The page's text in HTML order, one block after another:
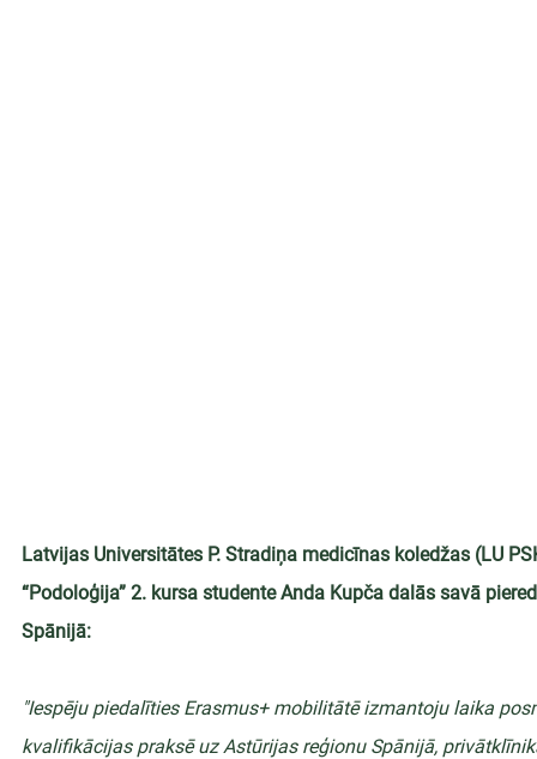
Latvijas Universitātes P. Stradiņa medicīnas koledžas (LU
“Podoloģija” 2. kursa studente Anda Kupča dalās savā
Spānijā:
"Iespēju piedalīties Erasmus+ mobilitātē izmantoju laika
kvalifikācijas praksē uz Astūrijas reģionu Spānijā,